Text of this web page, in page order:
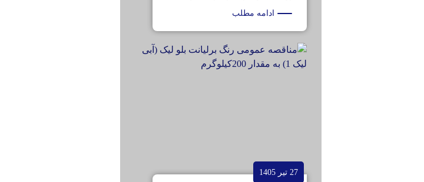
ادامه مطلب
27 تیر 1405